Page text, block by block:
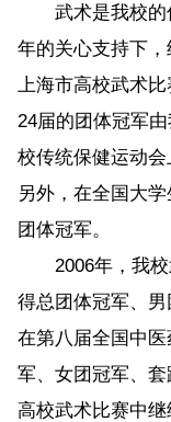
武术是我校的
年的关心支持下
上海市高校武术
24届的团体冠军
校传统保健运动会
另外，在全国大
团体冠军。
2006年，我校
得总团体冠军、男
在第八届全国中
军、女团冠军、
高校武术比赛中